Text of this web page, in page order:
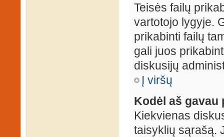
Teisės failų
vartotojo lygyje.
prikabinti failų
gali juos
diskusijų
Į viršų
Kodėl aš gavau
Kiekvienas
taisyklių sąrašą.